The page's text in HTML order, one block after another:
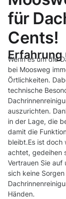
für
Cents!
Erfahrung
Wenn es um die
bei Moosweg
Örtlichkeiten.
technische
auszurichten.
in der Lage, die
damit die
bleibt.Es ist doch
achtet, gedeihen
Vertrauen Sie auf
sich keine
Händen.